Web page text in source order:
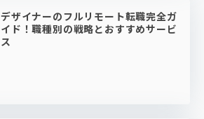
デザイナーのフルリモート転職完全ガ
イド！職種別の戦略とおすすめサービ
ス